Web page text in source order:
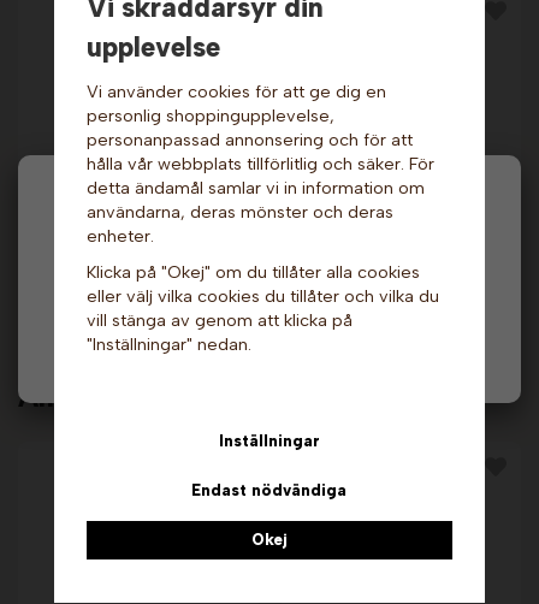
Hej och välkommen till Gottes!
moms) eller företag (exkl. moms) för hur våra priser
ska visas.
Privat
Pappersstrutar - 10
st.
19 kr
Info & Köp
Friteringsfett -
Longlife, Semi Liquid,
689 kr
Andra köpte även
Vi skräddarsyr din
upplevelse
Vi använder cookies för att ge dig en
personlig shoppingupplevelse,
personanpassad annonsering och för att
hålla vår webbplats tillförlitlig och säker. För
detta ändamål samlar vi in information om
användarna, deras mönster och deras
enheter.
Klicka på "Okej" om du tillåter alla cookies
eller välj vilka cookies du tillåter och vilka du
vill stänga av genom att klicka på
"Inställningar" nedan.
Inställningar
Endast nödvändiga
Okej